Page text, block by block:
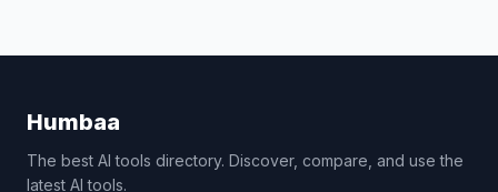
Humbaa
The best AI tools directory. Discover, compare, and use the
latest AI tools.